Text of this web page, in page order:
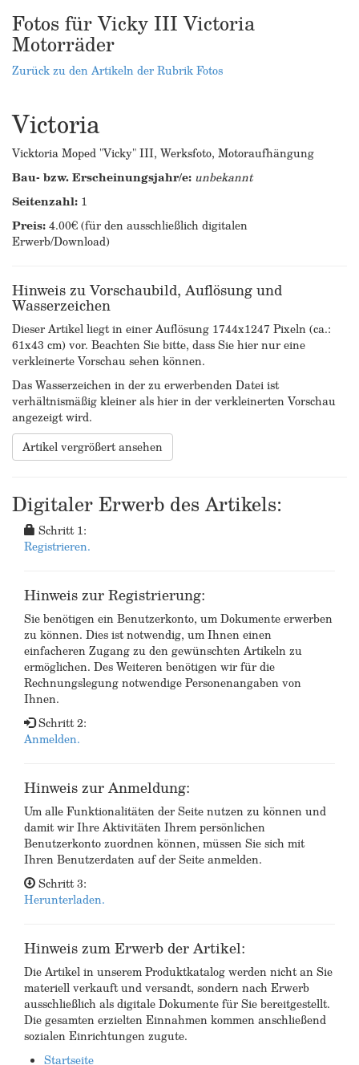
Fotos für Vicky III Victoria
Motorräder
Zurück zu den Artikeln der Rubrik Fotos
Victoria
Vicktoria Moped "Vicky" III, Werksfoto, Motoraufhängung
Bau- bzw. Erscheinungsjahr/e: unbekannt
Seitenzahl: 1
Preis:4.00€ (für den ausschließlich digitalen
Erwerb/Download)
Hinweis zu Vorschaubild, Auflösung und
Wasserzeichen
Dieser Artikel liegt in einer Auflösung 1744x1247 Pixeln (ca.:
61x43 cm) vor. Beachten Sie bitte, dass Sie hier nur eine
verkleinerte Vorschau sehen können.
Das Wasserzeichen in der zu erwerbenden Datei ist
verhältnismäßig kleiner als hier in der verkleinerten Vorschau
angezeigt wird.
Artikel vergrößert ansehen
Digitaler Erwerb des Artikels:
Schritt 1:
Registrieren.
Hinweis zur Registrierung:
Sie benötigen ein Benutzerkonto, um Dokumente erwerben
zu können. Dies ist notwendig, um Ihnen einen
einfacheren Zugang zu den gewünschten Artikeln zu
ermöglichen. Des Weiteren benötigen wir für die
Rechnungslegung notwendige Personenangaben von
Ihnen.
Schritt 2:
Anmelden.
Hinweis zur Anmeldung:
Um alle Funktionalitäten der Seite nutzen zu können und
damit wir Ihre Aktivitäten Ihrem persönlichen
Benutzerkonto zuordnen können, müssen Sie sich mit
Ihren Benutzerdaten auf der Seite anmelden.
Schritt 3:
Herunterladen.
Hinweis zum Erwerb der Artikel:
Die Artikel in unserem Produktkatalog werden nicht an Sie
materiell verkauft und versandt, sondern nach Erwerb
ausschließlich als digitale Dokumente für Sie bereitgestellt.
Die gesamten erzielten Einnahmen kommen anschließend
sozialen Einrichtungen zugute.
Startseite